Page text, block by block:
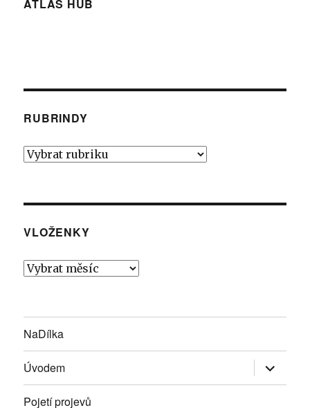
ATLAS HUB
RUBRINDY
Rubrindy
VLOŽENKY
Vloženky
NaDílka
Úvodem Zobrazit
položky
Pojetí projevů